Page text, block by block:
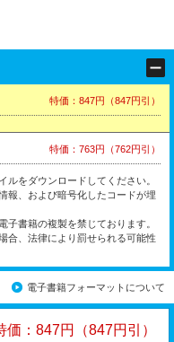
特価：847円（847円引）
特価：763円（762円引）
をダウンロードしてください。
報、および暗号化したコードが埋
書籍の複製を禁じております。
合、法律により罰せられる可能性
電子書籍フォーマットについて
価：847円（847円引）